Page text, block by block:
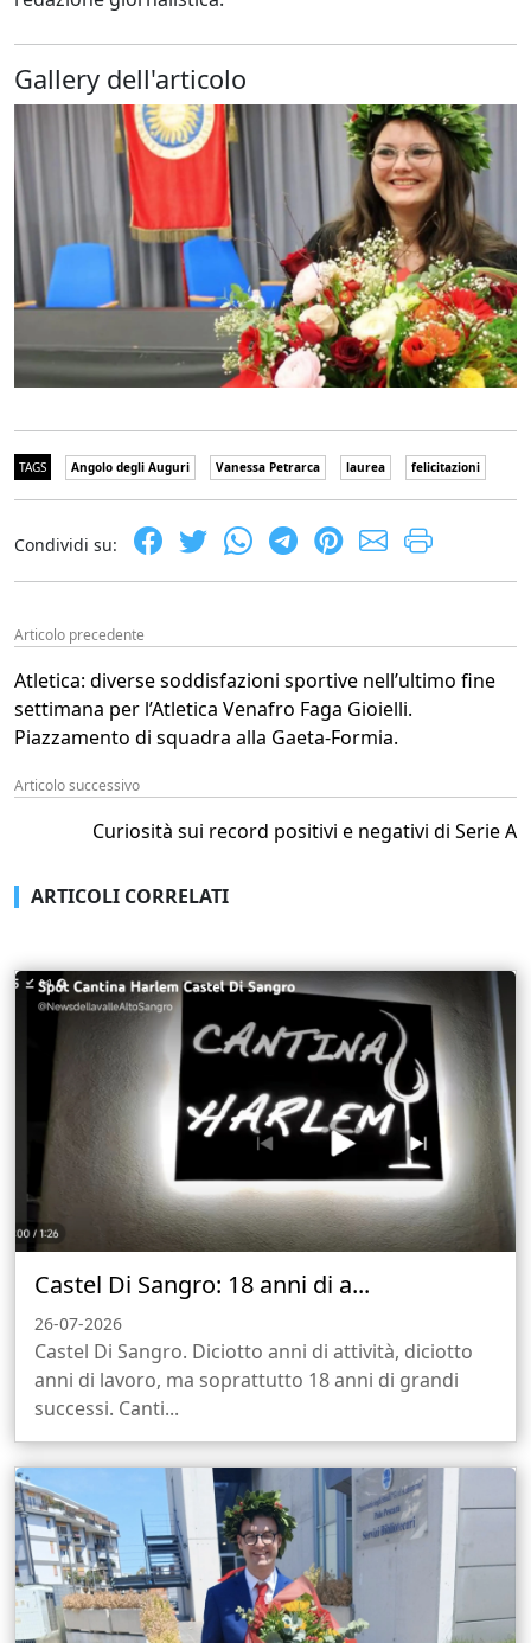
Gallery dell'articolo
TAGS Angolo degli Auguri Vanessa Petrarca laurea felicitazioni
Condividi su:
Articolo precedente
Atletica: diverse soddisfazioni sportive nell’ultimo fine
settimana per l’Atletica Venafro Faga Gioielli.
Piazzamento di squadra alla Gaeta-Formia.
Articolo successivo
Curiosità sui record positivi e negativi di Serie A
ARTICOLI CORRELATI
Castel Di Sangro: 18 anni di a...
26-07-2026
Castel Di Sangro. Diciotto anni di attività, diciotto
anni di lavoro, ma soprattutto 18 anni di grandi
successi. Canti...